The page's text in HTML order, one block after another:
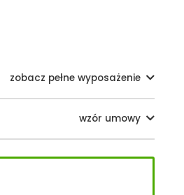
zobacz pełne wyposażenie
wzór umowy